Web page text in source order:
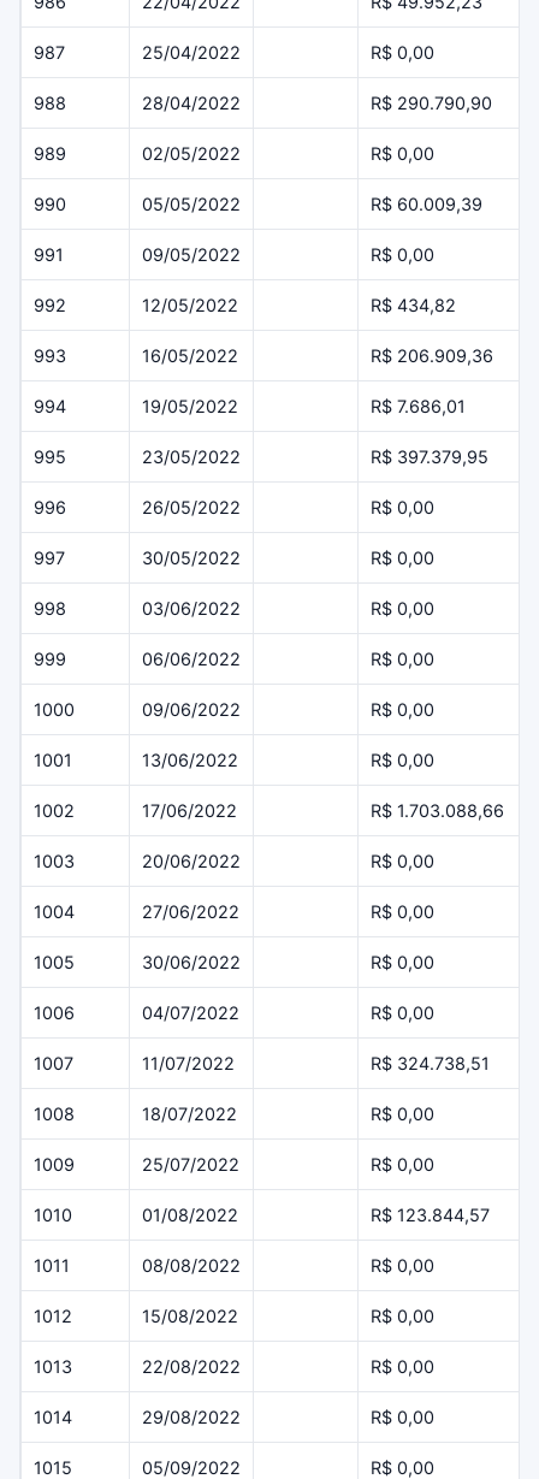
987 25/04/2022 R$ 0,00
988 28/04/2022 R$ 290.790,90
989 02/05/2022 R$ 0,00
990 05/05/2022 R$ 60.009,39
991 09/05/2022 R$ 0,00
992 12/05/2022 R$ 434,82
993 16/05/2022 R$ 206.909,36
994 19/05/2022 R$ 7.686,01
995 23/05/2022 R$ 397.379,95
996 26/05/2022 R$ 0,00
997 30/05/2022 R$ 0,00
998 03/06/2022 R$ 0,00
999 06/06/2022 R$ 0,00
1000 09/06/2022 R$ 0,00
1001 13/06/2022 R$ 0,00
1002 17/06/2022 R$ 1.703.088,66
1003 20/06/2022 R$ 0,00
1004 27/06/2022 R$ 0,00
1005 30/06/2022 R$ 0,00
1006 04/07/2022 R$ 0,00
1007 11/07/2022 R$ 324.738,51
1008 18/07/2022 R$ 0,00
1009 25/07/2022 R$ 0,00
1010 01/08/2022 R$ 123.844,57
1011 08/08/2022 R$ 0,00
1012 15/08/2022 R$ 0,00
1013 22/08/2022 R$ 0,00
1014 29/08/2022 R$ 0,00
1015 05/09/2022 R$ 0,00